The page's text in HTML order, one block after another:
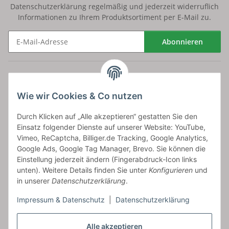
Alle akzeptieren
Wie wir Cookies & Co nutzen
Durch Klicken auf „Alle akzeptieren“ gestatten Sie den
Einsatz folgender Dienste auf unserer Website: YouTube,
Vimeo, ReCaptcha, Billiger.de Tracking, Google Analytics,
Google Ads, Google Tag Manager, Brevo. Sie können die
Einstellung jederzeit ändern (Fingerabdruck-Icon links
unten). Weitere Details finden Sie unter Konfigurieren und
in unserer Datenschutzerklärung.
Impressum & Datenschutz Datenschutzerklärung
Datenschutzerklärung regelmäßig und jederzeit widerruflich
Informationen zu Ihrem Produktsortiment per E-Mail zu.
Abonnieren
Artikelinformationen
Frieslandstr. 44 | 26446 Reepsholt
Fon 04468-9479855-0 | Fax -9